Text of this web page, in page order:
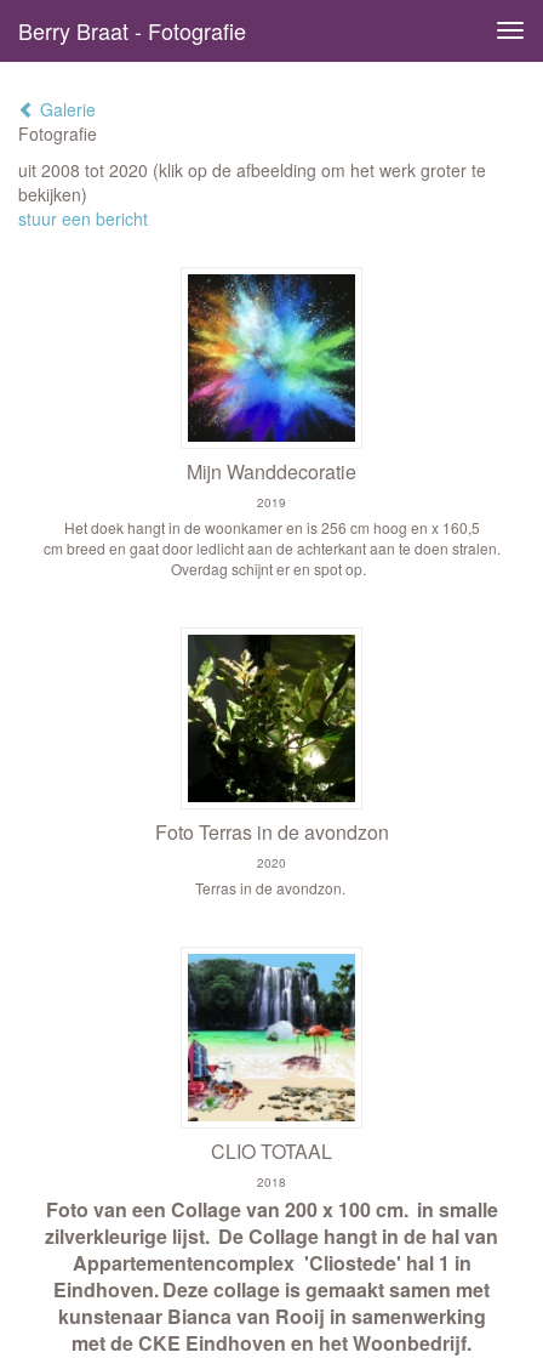
Berry Braat - Fotografie
Galerie
Fotografie
uit 2008 tot 2020 (klik op de afbeelding om het werk groter te
bekijken)
stuur een bericht
Mijn Wanddecoratie
2019
Het doek hangt in de woonkamer en is 256 cm hoog en x 160,5
cm breed en gaat door ledlicht aan de achterkant aan te doen stralen.
Overdag schijnt er en spot op.
Foto Terras in de avondzon
2020
Terras in de avondzon.
CLIO TOTAAL
2018
Foto van een Collage van 200 x 100 cm. in smalle
zilverkleurige lijst. De Collage hangt in de hal van
Appartementencomplex 'Cliostede' hal 1 in
Eindhoven.Deze collage is gemaakt samen met
kunstenaar Bianca van Rooij in samenwerking
met de CKE Eindhoven en het Woonbedrijf.